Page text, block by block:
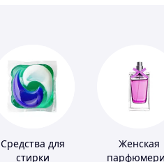
Средства для
стирки
Женская